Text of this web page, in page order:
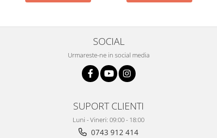
SOCIAL
Urmareste-ne in social media
SUPORT CLIENTI
Luni - Vineri: 09:00 - 18:00
0743 912 414